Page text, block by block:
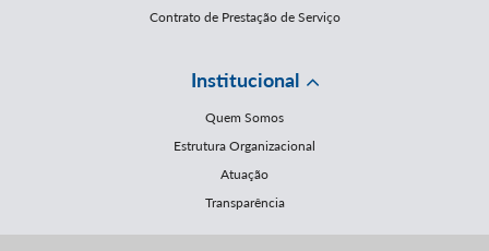
Contrato de Prestação de Serviço
Institucional
Quem Somos
Estrutura Organizacional
Atuação
Transparência